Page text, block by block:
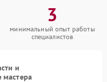
3
минимальный опыт работы
специалистов
и
мастера